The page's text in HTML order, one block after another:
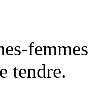
tendre.